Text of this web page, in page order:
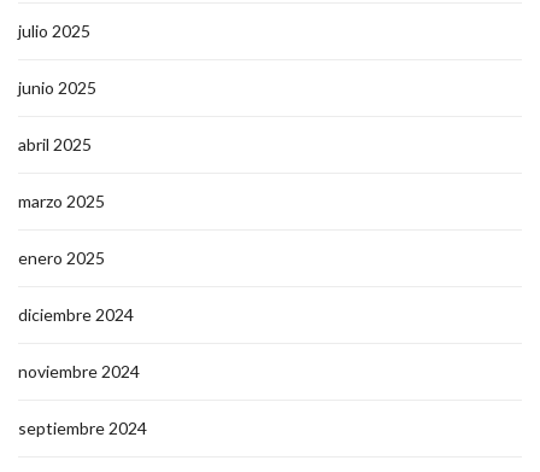
julio 2025
junio 2025
abril 2025
marzo 2025
enero 2025
diciembre 2024
noviembre 2024
septiembre 2024